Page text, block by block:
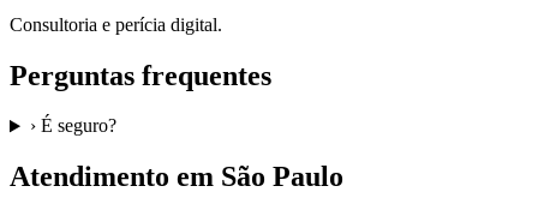
Consultoria e perícia digital.
Perguntas frequentes
› É seguro?
Atendimento em São Paulo